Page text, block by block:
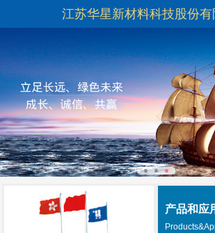
江苏华星新材料科技股份有
产品和应